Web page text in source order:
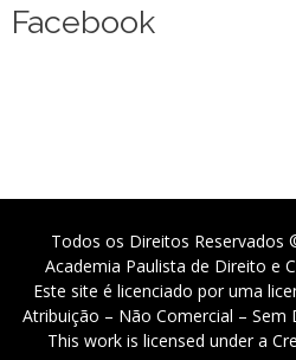
Facebook
Todos os Direitos Reservados
Academia Paulista de Direito e
Este site é licenciado por uma
Atribuição – Não Comercial – Sem
This work is licensed under a